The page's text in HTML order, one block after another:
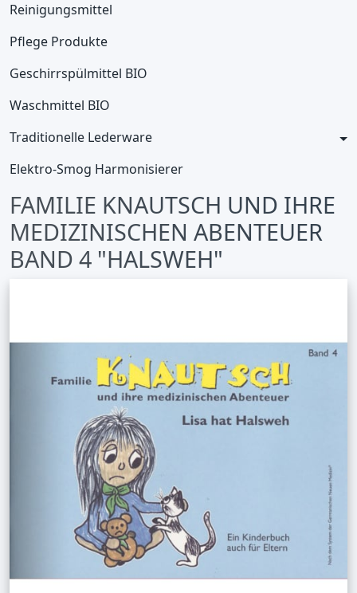
Reinigungsmittel
Pflege Produkte
Geschirrspülmittel BIO
Waschmittel BIO
Traditionelle Lederware
Elektro-Smog Harmonisierer
FAMILIE KNAUTSCH UND IHRE
MEDIZINISCHEN ABENTEUER
BAND 4 "HALSWEH"